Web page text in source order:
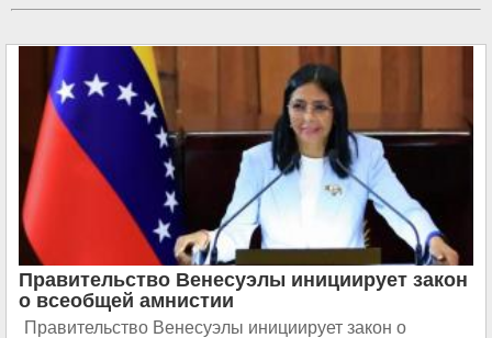
Россия и Венесуэла|Покушение на Мадуро|
в Венесуэле| Уго Чавес
Правительство Венесуэлы инициирует закон
о всеобщей амнистии
Правительство Венесуэлы инициирует закон о